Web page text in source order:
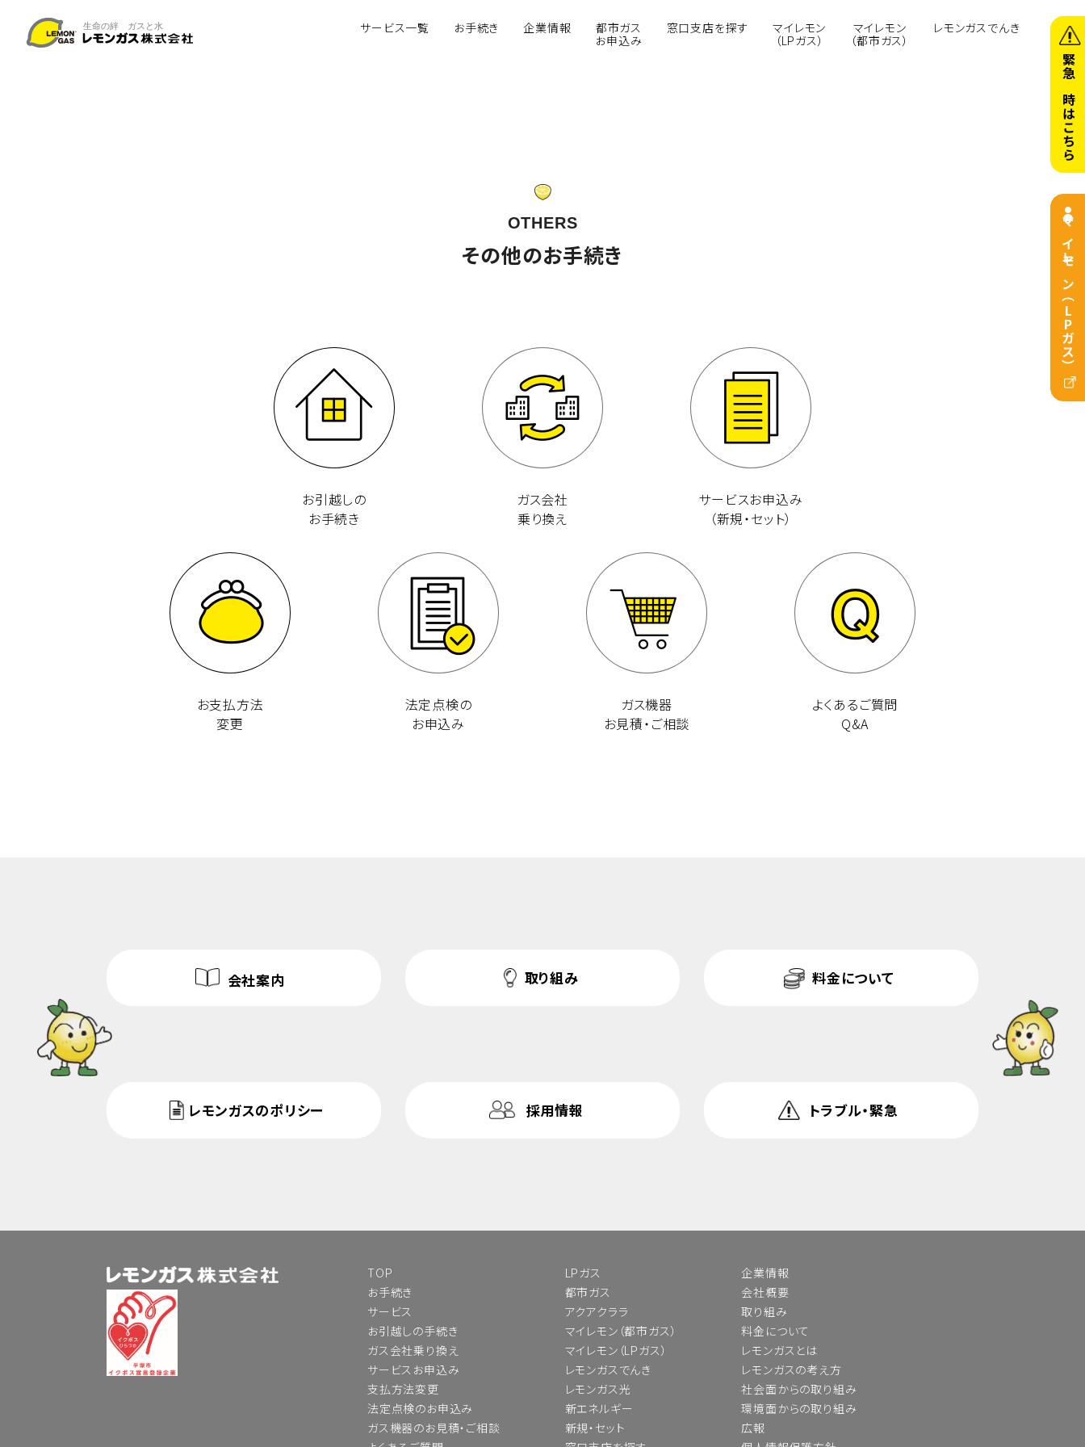
緊急の時はこちら
マイレモン（LPガス）
サービス一覧 お手続き 企業情報
都市ガス
お申込み
窓口支店を探す
マイレモン
（LPガス）
マイレモン
（都市ガス）
レモンガスでんき
OTHERS
その他のお手続き
お引越しの
お手続き
ガス会社
乗り換え
サービスお申込み
（新規・セット）
お支払方法
変更
法定点検の
お申込み
ガス機器
お見積・ご相談
よくあるご質問
Q&A
会社案内 取り組み 料金について
レモンガスのポリシー 採用情報 トラブル・緊急
TOP
お手続き
サービス
お引越しの手続き
ガス会社乗り換え
サービスお申込み
支払方法変更
法定点検のお申込み
ガス機器のお見積・ご相談
LPガス
都市ガス
アクアクララ
マイレモン（都市ガス）
マイレモン（LPガス）
レモンガスでんき
レモンガス光
新エネルギー
新規・セット
企業情報
会社概要
取り組み
料金について
レモンガスとは
レモンガスの考え方
社会面からの取り組み
環境面からの取り組み
広報